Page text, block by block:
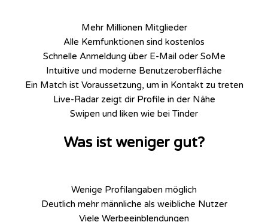
Mehr Millionen Mitglieder
Alle Kernfunktionen sind kostenlos
Schnelle Anmeldung über E-Mail oder SoMe
Intuitive und moderne Benutzeroberfläche
Ein Match ist Voraussetzung, um in Kontakt zu treten
Live-Radar zeigt dir Profile in der Nähe
Swipen und liken wie bei Tinder
Was ist weniger gut?
Wenige Profilangaben möglich
Deutlich mehr männliche als weibliche Nutzer
Viele Werbeeinblendungen